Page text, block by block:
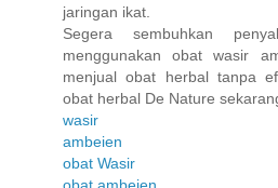
jaringan ikat.
Segera sembuhkan
menggunakan obat wasir
menjual obat herbal tanpa
obat herbal De Nature
wasir
ambeien
obat Wasir